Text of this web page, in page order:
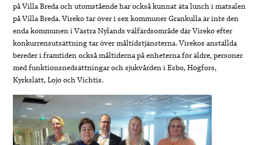
på Villa Breda och utomstående har också kunnat äta lunch i matsalen
på Villa Breda. Vireko tar över i sex kommuner Grankulla är inte den
enda kommunen i Västra Nylands välfärdsområde där Vireko efter
konkurrensutsättning tar över måltidstjänsterna. Virekos anställda
bereder i framtiden också måltiderna på enheterna för äldre, personer
med funktionsnedsättningar och sjukvården i Esbo, Högfors,
Kyrkslätt, Lojo och Vichtis.